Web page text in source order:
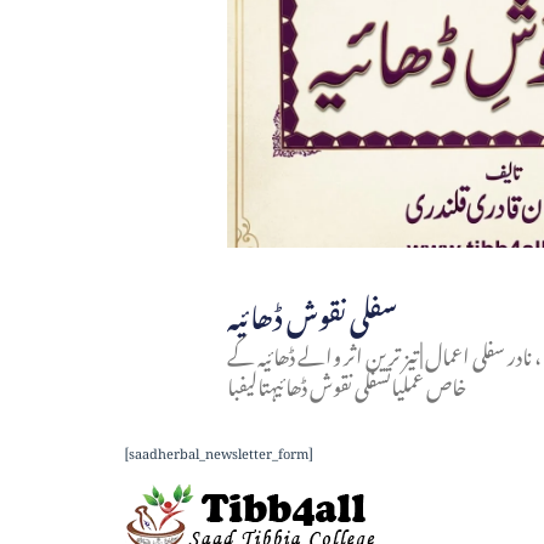
سفلی نقوش ڈھائیہ
سفلی اعمال | تیز ترین اثر والے ڈھائیہ کے
خاص عملیاتسفلی نقوش ڈھائیہتالیفبا
[saadherbal_newsletter_form]